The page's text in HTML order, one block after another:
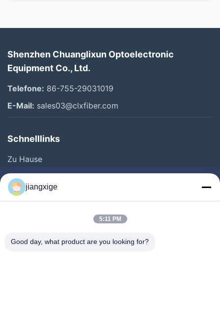
Shenzhen Chuanglixun Optoelectronic
Equipment Co., Ltd.
Telefone: 86-755-29031019
E-Mail: sales03@clxfiber.com
Schnelllinks
Zu Hause
Produkte
Über Uns
Kontakt Mit Uns
jiangxige
5:11 PM
Good day, what product are you looking for?